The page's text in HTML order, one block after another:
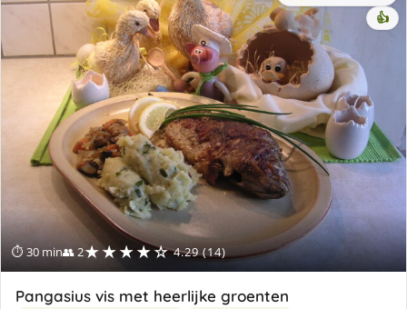
⏱ 30 min👥 2★★★★☆ 4.29 (14)
👍
Pangasius vis met heerlijke groenten